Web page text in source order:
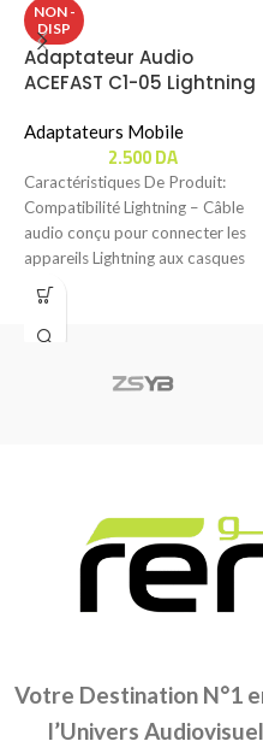
NON -
DISP
Adaptateur Audio
ACEFAST C1-05 Lightning
Adaptateurs Mobile
2.500DA
Caractéristiques De Produit:
Compatibilité Lightning – Câble
audio conçu pour connecter les
appareils Lightning aux casques
ou enceintes avec prise
Votre Destination N°1
l’Univers